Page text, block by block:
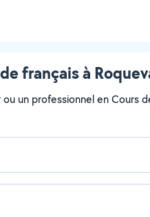
français à
un professionnel en